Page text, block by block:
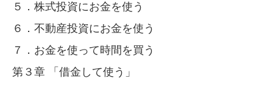
５．株式投資にお金を使う
６．不動産投資にお金を使う
７．お金を使って時間を買う
第３章 「借金して使う」